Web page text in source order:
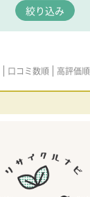
絞り込み
口コミ数順 高評価順